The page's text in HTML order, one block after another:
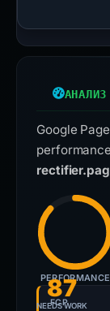
АНАЛИЗ
Google
87
NEEDS WORK
PERFORMANCE
FCP